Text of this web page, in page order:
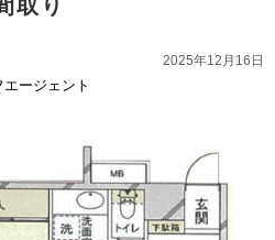
to read property
/home/cmspro15/
public_html/
取り
2025年12月16日
ージェント